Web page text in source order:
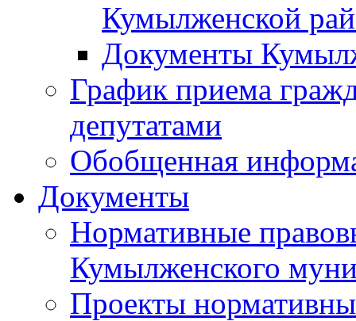
Кумылженской
Документы
График приема
депутатами
Обобщенная
Документы
Нормативные
Кумылженского
Проекты